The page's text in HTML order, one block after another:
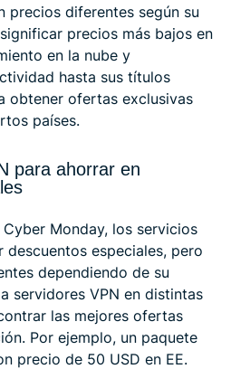
precios diferentes según su
precios más bajos en
en la nube y
hasta sus títulos
obtener ofertas exclusivas
países.
para ahorrar en
Monday, los servicios
especiales, pero
dependiendo de su
servidores VPN en distintas
las mejores ofertas
Por ejemplo, un paquete
precio de 50 USD en EE.